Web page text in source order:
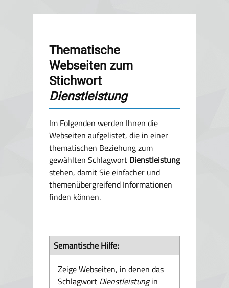
Thematische
Webseiten zum
Stichwort
Dienstleistung
Im Folgenden werden Ihnen die
Webseiten aufgelistet, die in einer
thematischen Beziehung zum
gewählten Schlagwort Dienstleistung
stehen, damit Sie einfacher und
themenübergreifend Informationen
finden können.
Semantische Hilfe:
Zeige Webseiten, in denen das
Schlagwort Dienstleistungin